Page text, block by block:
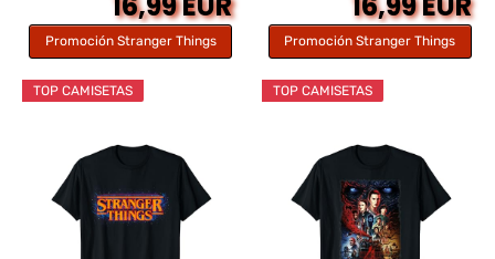
Promoción Stranger Things Promoción Stranger Things
TOP CAMISETAS TOP CAMISETAS